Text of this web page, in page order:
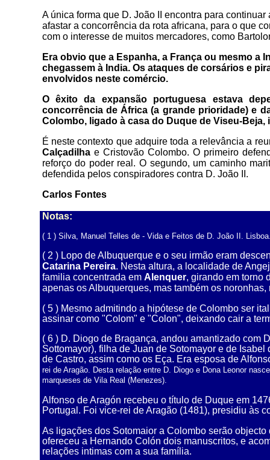
A única forma que D. João II encontra para
afastar a concorrência da rota africana, para o que
com o interesse de muitos mercadores, como
Era obvio que a Espanha, a França ou mesmo
chegassem à India. Os ataques de corsários e
envolvidos neste comércio.
O êxito da expansão portuguesa estava
concorrência de África (a grande prioridade) e
Colombo, ligado à casa do Duque de Viseu-Beja,
É neste contexto que adquire toda a relevância a
Calçadilha e Cristovão Colombo. O primeiro
reforço do poder real. O segundo, um caminho
defendida pelos conspiradores contra D. João II.
Carlos Fontes
Notas:
( 1 ) Silva, Manuel Telles de - Vida e Feitos de D. João II.
( 2 ) Lopo de Albuquerque e o seu irmão eram
Catarina Pereira. Nesta altura, a localidade de
familia concentrada em Alenquer, girando em torno
apenas os Albuquerques, mas também os
( 5 ) Mesmo admitindo a hipótese de Colombo ser
assinar como "Colom" e "Colon", deixando cair a
( 6 ) D. Diogo de Bragança, andou amantizado com
Sottomayor), filha de Juan de Sotomayor e de
de Castro, assim como os Eça. Era esposa de
rei de Aragão. Desta relação entre D. Diogo e Dona Leonor
marqueses de Vila Real (Menezes).
Alfonso de Aragón recebeu o título de Duque em
Portugal. Foi vice-rei de Aragão (1481), presidiu às
As ligações dos Sotomaior a Colombo serão
ofereceu a Hernando Colón dois manuscritos, e
relações intimas com a sua família.